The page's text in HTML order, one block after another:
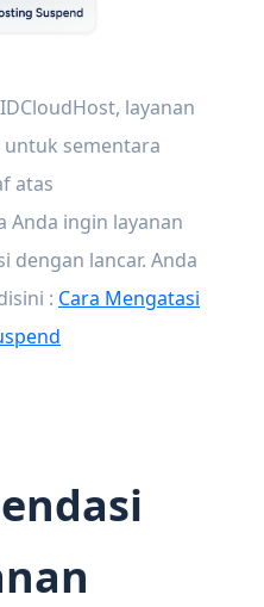
layanan
sementara
atas
Anda ingin layanan
dengan lancar. Anda
: Cara Mengatasi